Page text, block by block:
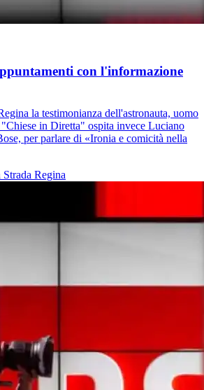
con l'informazione
la testimonianza dell'astronauta, uomo
in Diretta" ospita invece Luciano
per parlare di «Ironia e comicità nella
Strada Regina